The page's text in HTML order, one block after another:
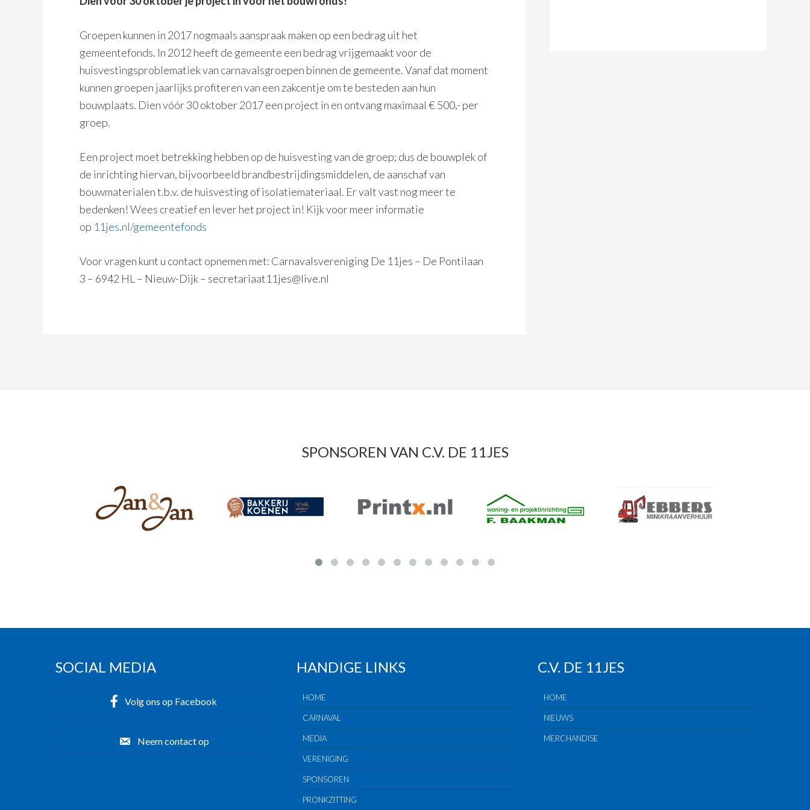
Groepen kunnen in 2017 nogmaals aanspraak maken op een bedrag uit het
gemeentefonds. In 2012 heeft de gemeente een bedrag vrijgemaakt voor de
huisvestingsproblematiek van carnavalsgroepen binnen de gemeente. Vanaf dat moment
kunnen groepen jaarlijks profiteren van een zakcentje om te besteden aan hun
bouwplaats. Dien vóór 30 oktober 2017 een project in en ontvang maximaal € 500,- per
groep.
Een project moet betrekking hebben op de huisvesting van de groep; dus de bouwplek of
de inrichting hiervan, bijvoorbeeld brandbestrijdingsmiddelen, de aanschaf van
bouwmaterialen t.b.v. de huisvesting of isolatiemateriaal. Er valt vast nog meer te
bedenken! Wees creatief en lever het project in! Kijk voor meer informatie
op 11jes.nl/gemeentefonds
Voor vragen kunt u contact opnemen met: Carnavalsvereniging De 11jes – De Pontilaan
3 – 6942 HL – Nieuw-Dijk – secretariaat11jes@live.nl
SPONSOREN VAN C.V. DE 11JES
SOCIAL MEDIA
Volg ons op Facebook
Neem contact op
HANDIGE LINKS
HOME
CARNAVAL
MEDIA
VERENIGING
SPONSOREN
PRONKZITTING
C.V. DE 11JES
HOME
NIEUWS
MERCHANDISE